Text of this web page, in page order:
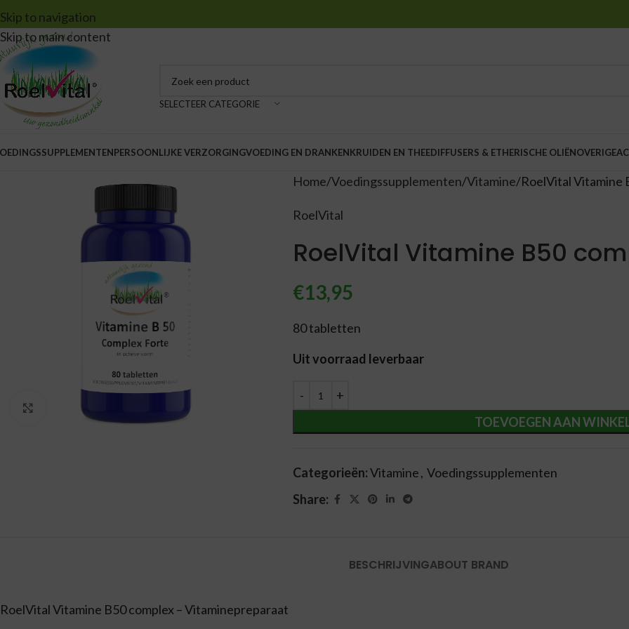
Skip to navigation
Skip to main content
SELECTEER CATEGORIE
PERSOONLIJKE VERZORGINGVOEDING EN DRANKENKRUIDEN EN THEEDIFFUSERS & ETHERISCHE OLIËNOVERIGE
Vergroten
Home Voedingssupplementen Vitamine RoelVital Vitamine
RoelVital
RoelVital Vitamine B50
€13,95
80 tabletten
Uit voorraad leverbaar
TOEVOEGEN AAN
Alternative:
Categorieën:Vitamine, Voedingssupplementen
Share:
BESCHRIJVINGABOUT BRAND
RoelVital Vitamine B50 complex – Vitaminepreparaat